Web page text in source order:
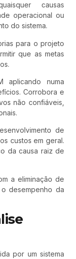
causas
operacional ou
do sistema.
para o projeto
que as metas
aplicando numa
Corrobora e
não confiáveis,
de
custos em geral.
da causa raiz de
a eliminação de
desempenho da
por um sistema